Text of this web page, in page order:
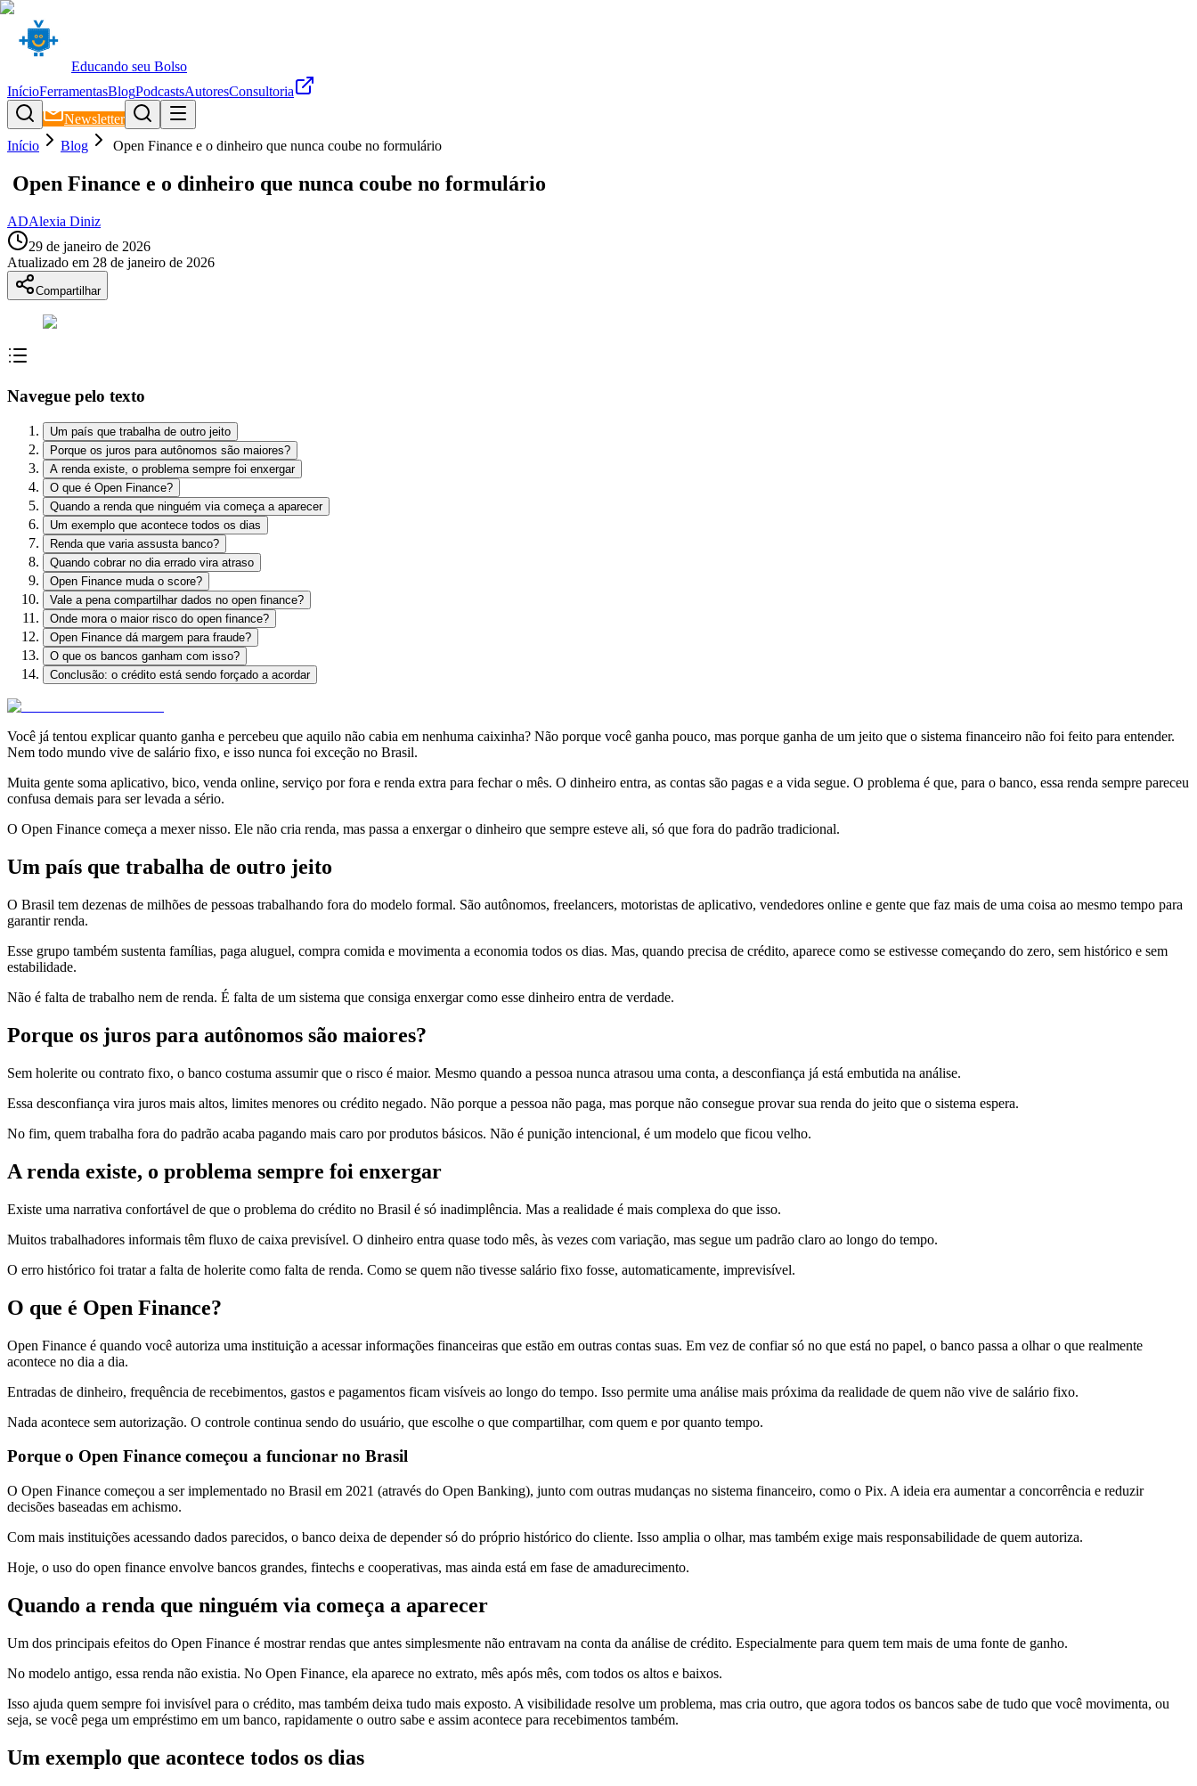
Educando seu Bolso
InícioFerramentasBlogPodcastsAutoresConsultoria
Newsletter
Início
Blog Open Finance e o dinheiro que nunca coube no formulário
Open Finance e o dinheiro que nunca coube no formulário
ADAlexia Diniz
29 de janeiro de 2026
Atualizado em 28 de janeiro de 2026
Compartilhar
Navegue pelo texto
Um país que trabalha de outro jeito
Porque os juros para autônomos são maiores?
A renda existe, o problema sempre foi enxergar
O que é Open Finance?
Quando a renda que ninguém via começa a aparecer
Um exemplo que acontece todos os dias
Renda que varia assusta banco?
Quando cobrar no dia errado vira atraso
Open Finance muda o score?
Vale a pena compartilhar dados no open finance?
Onde mora o maior risco do open finance?
Open Finance dá margem para fraude?
O que os bancos ganham com isso?
Conclusão: o crédito está sendo forçado a acordar
Você já tentou explicar quanto ganha e percebeu que aquilo não cabia em nenhuma caixinha? Não porque você ganha pouco, mas porque ganha de um jeito que o sistema financeiro não foi feito para entender.
Nem todo mundo vive de salário fixo, e isso nunca foi exceção no Brasil.
Muita gente soma aplicativo, bico, venda online, serviço por fora e renda extra para fechar o mês. O dinheiro entra, as contas são pagas e a vida segue. O problema é que, para o banco, essa renda sempre pareceu
confusa demais para ser levada a sério.
O Open Finance começa a mexer nisso. Ele não cria renda, mas passa a enxergar o dinheiro que sempre esteve ali, só que fora do padrão tradicional.
Um país que trabalha de outro jeito
O Brasil tem dezenas de milhões de pessoas trabalhando fora do modelo formal. São autônomos, freelancers, motoristas de aplicativo, vendedores online e gente que faz mais de uma coisa ao mesmo tempo para
garantir renda.
Esse grupo também sustenta famílias, paga aluguel, compra comida e movimenta a economia todos os dias. Mas, quando precisa de crédito, aparece como se estivesse começando do zero, sem histórico e sem
estabilidade.
Não é falta de trabalho nem de renda. É falta de um sistema que consiga enxergar como esse dinheiro entra de verdade.
Porque os juros para autônomos são maiores?
Sem holerite ou contrato fixo, o banco costuma assumir que o risco é maior. Mesmo quando a pessoa nunca atrasou uma conta, a desconfiança já está embutida na análise.
Essa desconfiança vira juros mais altos, limites menores ou crédito negado. Não porque a pessoa não paga, mas porque não consegue provar sua renda do jeito que o sistema espera.
No fim, quem trabalha fora do padrão acaba pagando mais caro por produtos básicos. Não é punição intencional, é um modelo que ficou velho.
A renda existe, o problema sempre foi enxergar
Existe uma narrativa confortável de que o problema do crédito no Brasil é só inadimplência. Mas a realidade é mais complexa do que isso.
Muitos trabalhadores informais têm fluxo de caixa previsível. O dinheiro entra quase todo mês, às vezes com variação, mas segue um padrão claro ao longo do tempo.
O erro histórico foi tratar a falta de holerite como falta de renda. Como se quem não tivesse salário fixo fosse, automaticamente, imprevisível.
O que é Open Finance?
Open Finance é quando você autoriza uma instituição a acessar informações financeiras que estão em outras contas suas. Em vez de confiar só no que está no papel, o banco passa a olhar o que realmente
acontece no dia a dia.
Entradas de dinheiro, frequência de recebimentos, gastos e pagamentos ficam visíveis ao longo do tempo. Isso permite uma análise mais próxima da realidade de quem não vive de salário fixo.
Nada acontece sem autorização. O controle continua sendo do usuário, que escolhe o que compartilhar, com quem e por quanto tempo.
Porque o Open Finance começou a funcionar no Brasil
O Open Finance começou a ser implementado no Brasil em 2021 (através do Open Banking), junto com outras mudanças no sistema financeiro, como o Pix. A ideia era aumentar a concorrência e reduzir
decisões baseadas em achismo.
Com mais instituições acessando dados parecidos, o banco deixa de depender só do próprio histórico do cliente. Isso amplia o olhar, mas também exige mais responsabilidade de quem autoriza.
Hoje, o uso do open finance envolve bancos grandes, fintechs e cooperativas, mas ainda está em fase de amadurecimento.
Quando a renda que ninguém via começa a aparecer
Um dos principais efeitos do Open Finance é mostrar rendas que antes simplesmente não entravam na conta da análise de crédito. Especialmente para quem tem mais de uma fonte de ganho.
No modelo antigo, essa renda não existia. No Open Finance, ela aparece no extrato, mês após mês, com todos os altos e baixos.
Isso ajuda quem sempre foi invisível para o crédito, mas também deixa tudo mais exposto. A visibilidade resolve um problema, mas cria outro, que agora todos os bancos sabe de tudo que você movimenta, ou
seja, se você pega um empréstimo em um banco, rapidamente o outro sabe e assim acontece para recebimentos também.
Um exemplo que acontece todos os dias